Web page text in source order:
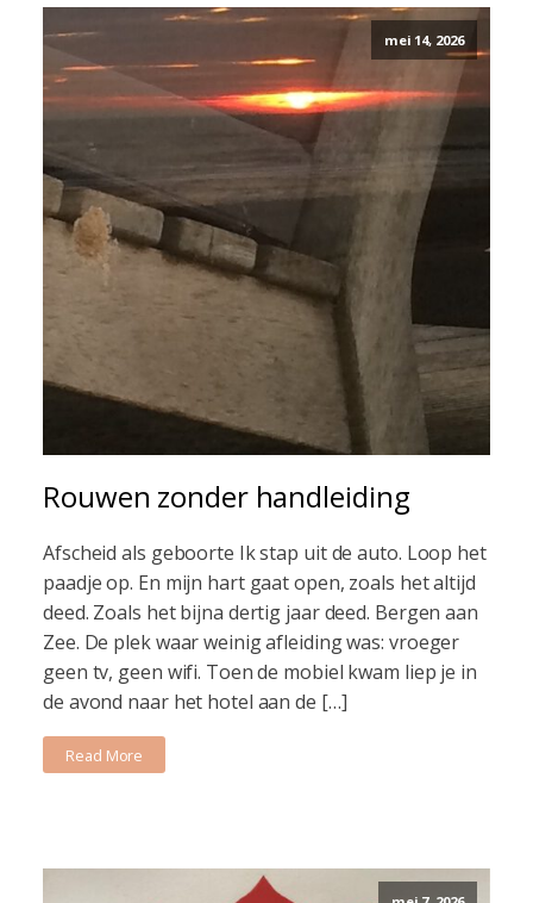
mei 14, 2026
Rouwen zonder handleiding
Afscheid als geboorte Ik stap uit de auto. Loop het
paadje op. En mijn hart gaat open, zoals het altijd
deed. Zoals het bijna dertig jaar deed. Bergen aan
Zee. De plek waar weinig afleiding was: vroeger
geen tv, geen wifi. Toen de mobiel kwam liep je in
de avond naar het hotel aan de […]
Read More